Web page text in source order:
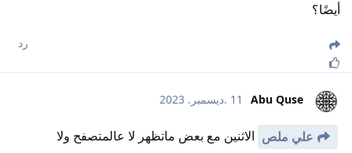
أيضًا؟
رد
Abu Quse 11 .ديسمبر. 2023
علي ملص الاثنين مع بعض ماتظهر لا عالمتصفح ولا